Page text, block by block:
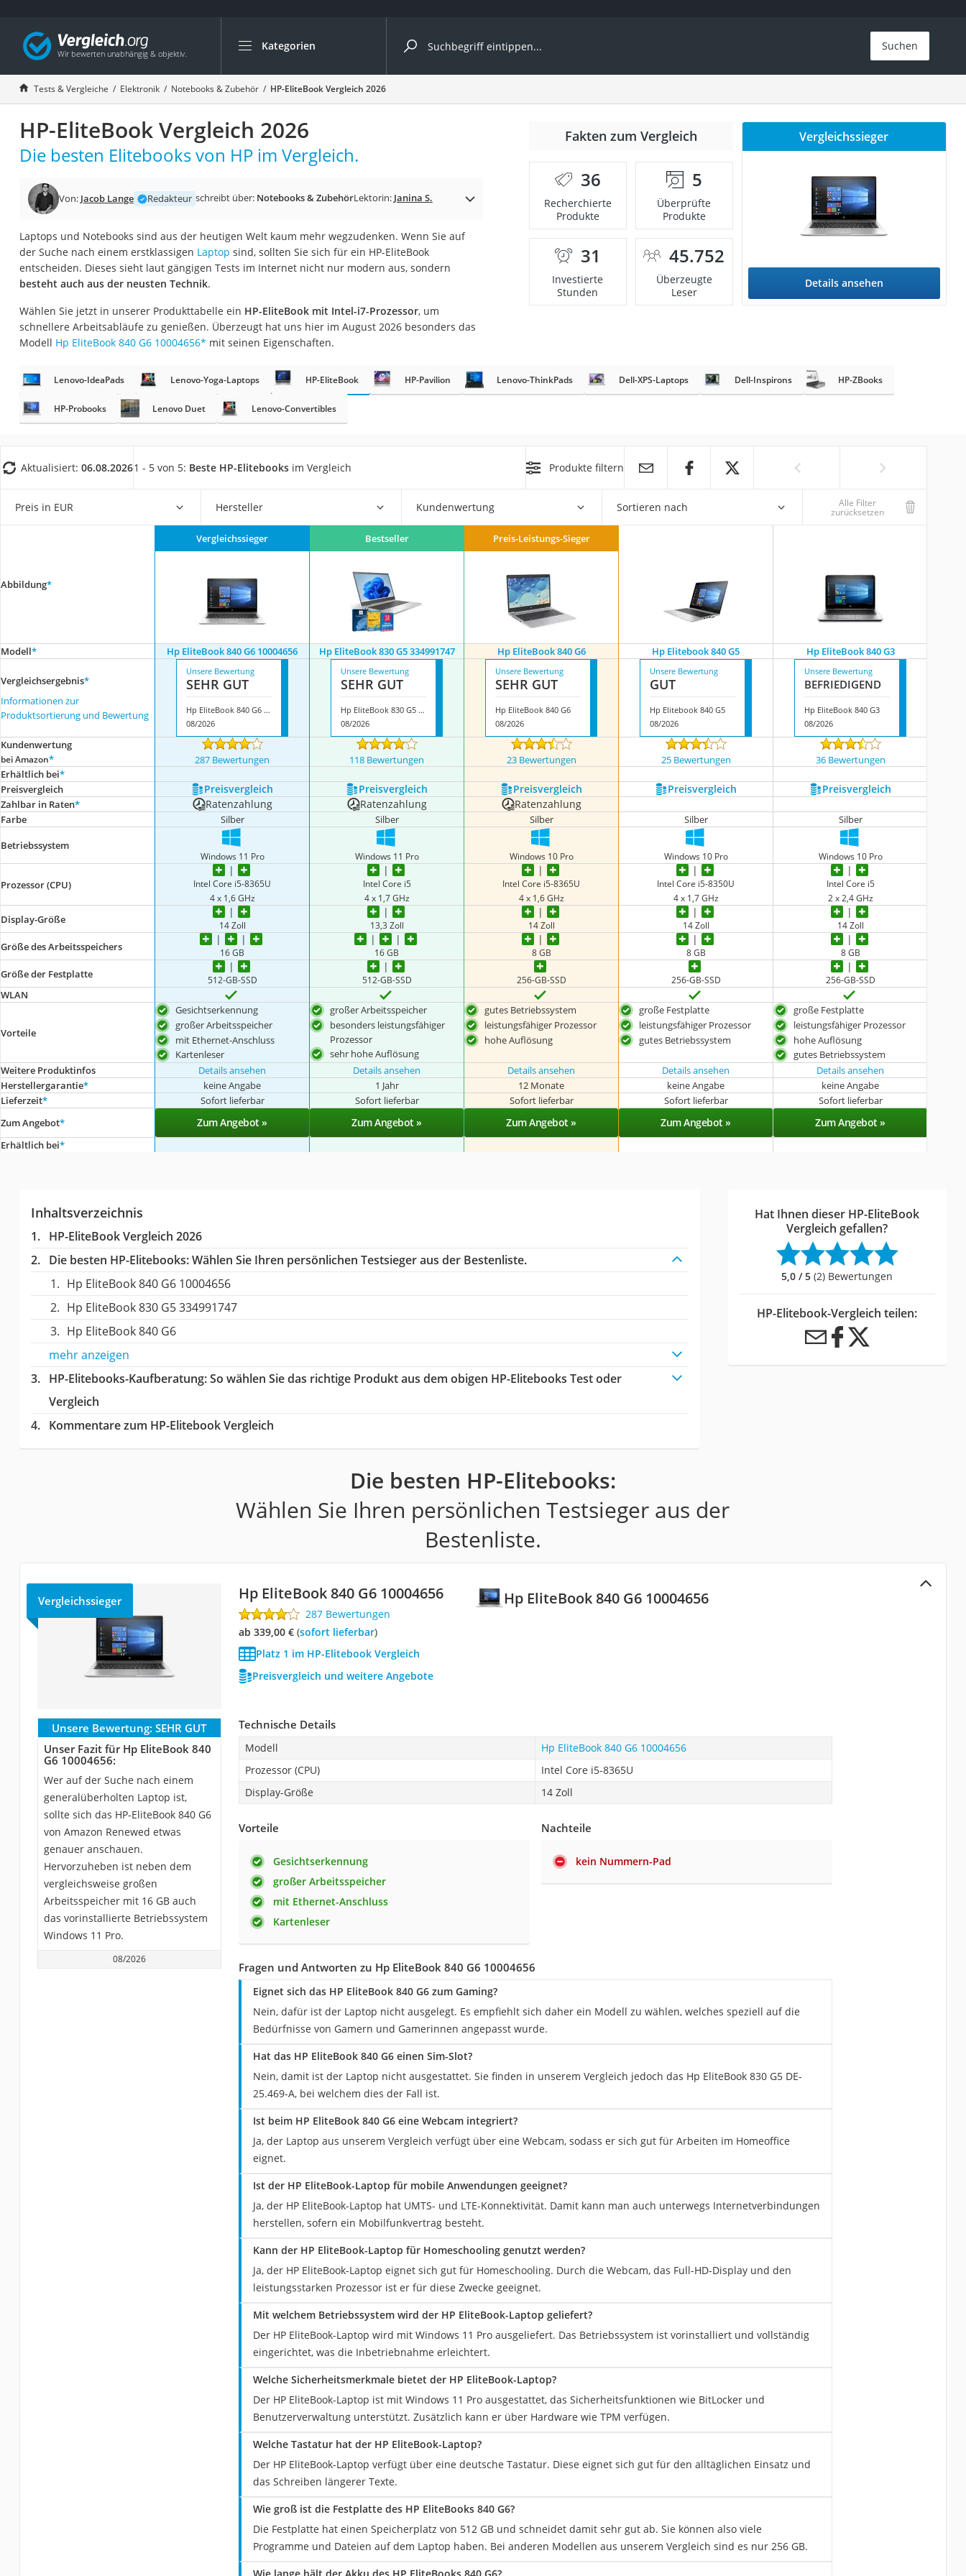
Kategorien
Die beliebtesten Vergleiche nach Kategorie
Elektronik
Powerstation
Monitor 32 Zoll 4K
Fernseher
Desktop-PC
Diascanner
Laser-Multifunktionsdrucker
Powerstation mit Solarpanel
Gaming-PC
17-Zoll-Laptop
Satellitenschüssel
Gaming-Headset
Tablets unter 200 Euro
Lichtwecker
Acer Aspire
Suchen
Tests & Vergleiche Elektronik Notebooks & Zubehör HP-EliteBook Vergleich 2026
HP-EliteBook Vergleich 2026
Die besten Elitebooks von HP im Vergleich.
Von: Jacob Lange Redakteur schreibt über: Notebooks & ZubehörLektorin: Janina S.
Laptops und Notebooks sind aus der heutigen Welt kaum mehr wegzudenken. Wenn Sie auf
der Suche nach einem erstklassigen Laptop sind, sollten Sie sich für ein HP-EliteBook
entscheiden. Dieses sieht laut gängigen Tests im Internet nicht nur modern aus, sondern
besteht auch aus der neusten Technik.
Wählen Sie jetzt in unserer Produkttabelle ein HP-EliteBook mit Intel-i7-Prozessor, um
schnellere Arbeitsabläufe zu genießen. Überzeugt hat uns hier im August 2026 besonders das
Modell Hp EliteBook 840 G6 10004656* mit seinen Eigenschaften.
Fakten zum Vergleich
36
Recherchierte
Produkte
5
Überprüfte
Produkte
31
Investierte
Stunden
45.752
Überzeugte
Leser
Vergleichssieger
Details ansehen
Lenovo-IdeaPads Lenovo-Yoga-Laptops HP-EliteBook HP-Pavilion Lenovo-ThinkPads Dell-XPS-Laptops Dell-Inspirons HP-ZBooks
HP-Probooks Lenovo Duet Lenovo-Convertibles
Aktualisiert: 06.08.20261 - 5 von 5: Beste HP-Elitebooks im Vergleich Produkte filtern
Preis in EUR Hersteller Kundenwertung Sortieren nach Alle Filter
zurücksetzen
Abbildung*
Vergleichssieger Bestseller Preis-Leistungs-Sieger
Modell* Hp EliteBook 840 G6 10004656 Hp EliteBook 830 G5 334991747 Hp EliteBook 840 G6 Hp Elitebook 840 G5 Hp EliteBook 840 G3
Vergleichsergebnis*
Informationen zur
Produktsortierung und Bewertung
Unsere Bewertung
SEHR GUT
Hp EliteBook 840 G6 10004656
08/2026
Unsere Bewertung
SEHR GUT
Hp EliteBook 830 G5 334991747
08/2026
Unsere Bewertung
SEHR GUT
Hp EliteBook 840 G6
08/2026
Unsere Bewertung
GUT
Hp Elitebook 840 G5
08/2026
Unsere Bewertung
BEFRIE­DI­GEND
Hp EliteBook 840 G3
08/2026
Kundenwertung
bei Amazon* 287 Bewertungen 118 Bewertungen 23 Bewertungen 25 Bewertungen
36 Bewertungen
Erhältlich bei*
Preis­vergleich
Preis­vergleich Preis­vergleich Preis­vergleich Preis­vergleich Preis­vergleich
Zahlbar in Raten* Ratenzahlung Ratenzahlung Ratenzahlung
Farbe Silber Silber Silber Silber
Silber
Betriebssystem
‎Windows 11 Pro ‎Windows 11 Pro Windows 10 Pro Windows 10 Pro Windows 10 Pro
Prozessor (CPU)
Intel Core i5-8365U
4 x 1,6 GHz
Intel Core i5
4 x 1,7 GHz
Intel Core i5-8365U
4 x 1,6 GHz
Intel Core i5-8350U
4 x 1,7 GHz
Intel Core i5
2 x 2,4 GHz
Display-Größe 14 Zoll 13,3 Zoll 14 Zoll 14 Zoll 14 Zoll
Größe des Arbeitsspeichers 16 GB ‎16 GB 8 GB 8 GB 8 GB
Größe der Festplatte 512-GB-SSD 512-GB-SSD 256-GB-SSD 256-GB-SSD 256-GB-SSD
WLAN
Vorteile
Gesichtserkennung
großer Arbeitsspeicher
mit Ethernet-Anschluss
Kartenleser
großer Arbeitsspeicher
besonders leistungsfähiger
Prozessor
sehr hohe Auflösung
gutes Betriebssystem
leistungsfähiger Prozessor
hohe Auflösung
große Festplatte
leistungsfähiger Prozessor
gutes Betriebssystem
große Festplatte
leistungsfähiger Prozessor
hohe Auflösung
gutes Betriebssystem
Weitere Produktinfos
Details ansehen Details ansehen Details ansehen Details ansehen
Details ansehen
Herstellergarantie* keine Angabe 1 Jahr 12 Monate keine Angabe
keine Angabe
Lieferzeit* Sofort lieferbar Sofort lieferbar Sofort lieferbar Sofort lieferbar
Sofort lieferbar
Zum Angebot* Zum Angebot » Zum Angebot » Zum Angebot » Zum Angebot » Zum Angebot »
Erhältlich bei*
Inhaltsverzeichnis
HP-EliteBook Vergleich 2026
Die besten HP-Elitebooks:Wählen Sie Ihren persönlichen Testsieger aus der Bestenliste.
Hp EliteBook 840 G6 10004656
Hp EliteBook 830 G5 334991747
Hp EliteBook 840 G6
mehr anzeigen
HP-Elitebooks-Kaufberatung: So wählen Sie das richtige Produkt aus dem obigen HP-Elitebooks Test oder
Vergleich
Kommentare zum HP-Elitebook Vergleich
Hat Ihnen dieser HP-EliteBook
Vergleich gefallen?
5,0 / 5 (2) Bewertungen
HP-Elitebook-Vergleich teilen:
Die besten HP-Elitebooks:
Wählen Sie Ihren persönlichen Testsieger aus der
Bestenliste.
Hp EliteBook 840 G6 10004656
Vergleichssieger Hp EliteBook 840 G6 10004656
287 Bewertungen
ab 339,00 €( Sofort lieferbar)
Platz 1 im HP-Elitebook Vergleich
Preisvergleich und weitere Angebote
Unsere Bewertung: SEHR GUT
Unser Fazit für Hp EliteBook 840
G6 10004656:
Wer auf der Suche nach einem
generalüberholten Laptop ist,
sollte sich das HP-EliteBook 840 G6
von Amazon Renewed etwas
genauer anschauen.
Hervorzuheben ist neben dem
vergleichsweise großen
Arbeitsspeicher mit 16 GB auch
das vorinstallierte Betriebssystem
Windows 11 Pro.
08/2026
Technische Details
Modell
Hp EliteBook 840 G6 10004656
Prozessor (CPU)
Intel Core i5-8365U
Display-Größe
14 Zoll
Vorteile
Gesichtserkennung
großer Arbeitsspeicher
mit Ethernet-Anschluss
Kartenleser
Nachteile
kein Nummern-Pad
Fragen und Antworten zu Hp EliteBook 840 G6 10004656
Eignet sich das HP EliteBook 840 G6 zum Gaming?
Nein, dafür ist der Laptop nicht ausgelegt. Es empfiehlt sich daher ein Modell zu wählen, welches speziell auf die
Bedürfnisse von Gamern und Gamerinnen angepasst wurde.
Hat das HP EliteBook 840 G6 einen Sim-Slot?
Nein, damit ist der Laptop nicht ausgestattet. Sie finden in unserem Vergleich jedoch das Hp EliteBook 830 G5 ‎DE-
25.469-A, bei welchem dies der Fall ist.
Ist beim HP EliteBook 840 G6 eine Webcam integriert?
Ja, der Laptop aus unserem Vergleich verfügt über eine Webcam, sodass er sich gut für Arbeiten im Homeoffice
eignet.
Ist der HP EliteBook-Laptop für mobile Anwendungen geeignet?
Ja, der HP EliteBook-Laptop hat UMTS- und LTE-Konnektivität. Damit kann man auch unterwegs Internetverbindungen
herstellen, sofern ein Mobilfunkvertrag besteht.
Kann der HP EliteBook-Laptop für Homeschooling genutzt werden?
Ja, der HP EliteBook-Laptop eignet sich gut für Homeschooling. Durch die Webcam, das Full-HD-Display und den
leistungsstarken Prozessor ist er für diese Zwecke geeignet.
Mit welchem Betriebssystem wird der HP EliteBook-Laptop geliefert?
Der HP EliteBook-Laptop wird mit Windows 11 Pro ausgeliefert. Das Betriebssystem ist vorinstalliert und vollständig
eingerichtet, was die Inbetriebnahme erleichtert.
Welche Sicherheitsmerkmale bietet der HP EliteBook-Laptop?
Der HP EliteBook-Laptop ist mit Windows 11 Pro ausgestattet, das Sicherheitsfunktionen wie BitLocker und
Benutzerverwaltung unterstützt. Zusätzlich kann er über Hardware wie TPM verfügen.
Welche Tastatur hat der HP EliteBook-Laptop?
Der HP EliteBook-Laptop verfügt über eine deutsche Tastatur. Diese eignet sich gut für den alltäglichen Einsatz und
das Schreiben längerer Texte.
Wie groß ist die Festplatte des HP EliteBooks 840 G6?
Die Festplatte hat einen Speicherplatz von 512 GB und schneidet damit sehr gut ab. Sie können also viele
Programme und Dateien auf dem Laptop haben. Bei anderen Modellen aus unserem Vergleich sind es nur 256 GB.